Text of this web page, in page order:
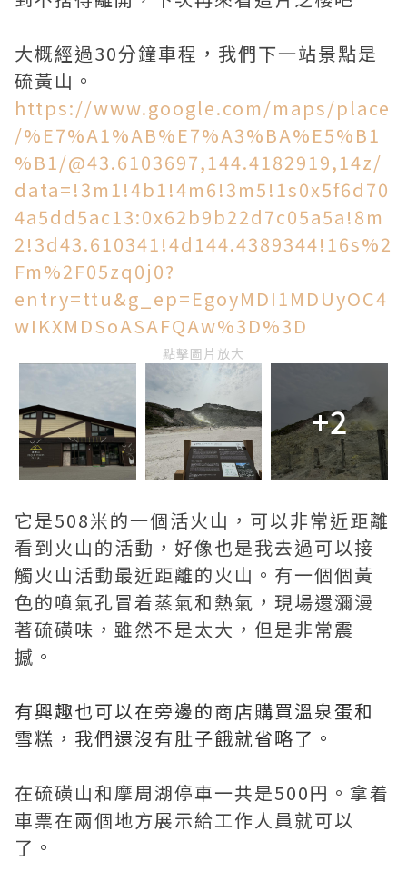
大概經過30分鐘車程，我們下一站景點是
硫黃山。
https://www.google.com/maps/place
/%E7%A1%AB%E7%A3%BA%E5%B1
%B1/@43.6103697,144.4182919,14z/
data=!3m1!4b1!4m6!3m5!1s0x5f6d70
4a5dd5ac13:0x62b9b22d7c05a5a!8m
2!3d43.610341!4d144.4389344!16s%2
Fm%2F05zq0j0?
entry=ttu&g_ep=EgoyMDI1MDUyOC4
wIKXMDSoASAFQAw%3D%3D
點擊圖片放大
+2
它是508米的一個活火山，可以非常近距離
看到火山的活動，好像也是我去過可以接
觸火山活動最近距離的火山。有一個個黃
色的噴氣孔冒着蒸氣和熱氣，現場還瀰漫
著硫磺味，雖然不是太大，但是非常震
撼。
有興趣也可以在旁邊的商店購買溫泉蛋和
雪糕，我們還沒有肚子餓就省略了。
在硫磺山和摩周湖停車一共是500円。拿着
車票在兩個地方展示給工作人員就可以
了。